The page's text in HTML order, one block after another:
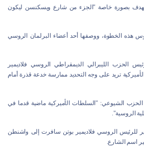
بصورة خاصة "الجزء من شارع ويسكنسن ليكون
هذه الخطوة، ووصفها أحد أعضاء البرلمان الروسي
الحزب الليبرالي الديمقراطي الروسي فلاديمير
تريد على وجه التحديد ممارسة خدعة قذرة أمام
الشيوعي: "السلطات الأميركية ماضية قدما في
الروسية".
للرئيس الروسي فلاديمير بوتن سافرت إلى واشنطن
اسم الشارع.